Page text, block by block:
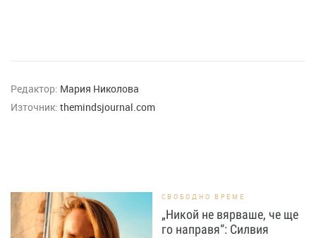
Редактор: Мария Николова
Източник: themindsjournal.com
СВОБОДНО ВРЕМЕ
„Никой не вярваше, че ще
го направя“: Силвия